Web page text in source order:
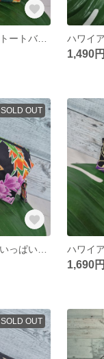
ハワイアンミニミニトートバッグ ミニトートバッグ バッグインバッグ
1,490円
SOLD OUT
1,690円
SOLD OUT